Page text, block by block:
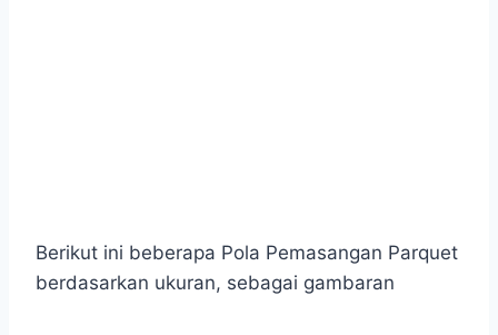
Berikut ini beberapa Pola Pemasangan Parquet
berdasarkan ukuran, sebagai gambaran